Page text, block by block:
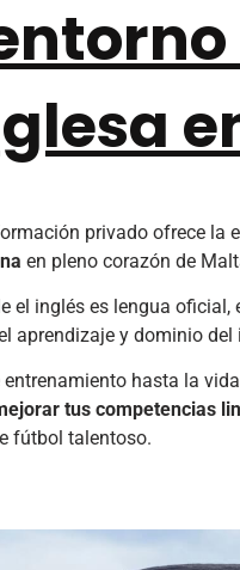
privado ofrece la
en pleno corazón de
el inglés es lengua oficial,
aprendizaje y dominio del
entrenamiento hasta la
tus competencias
fútbol talentoso.